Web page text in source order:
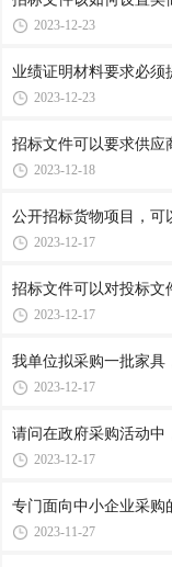
2023-12-23
业绩证明材料要求必须
2023-12-23
招标文件可以要求供应
2023-12-18
公开招标货物项目，可
2023-12-17
招标文件可以对投标文
2023-12-17
我单位拟采购一批家具
2023-12-17
请问在政府采购活动中
2023-12-17
专门面向中小企业采购
2023-11-27